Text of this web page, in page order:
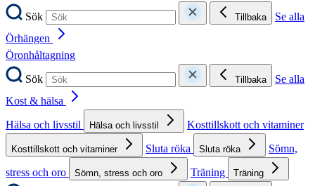
Sök
Tillbaka
Se alla
Örhängen
Öronhåltagning
Sök
Tillbaka
Se alla
Kost & hälsa
Hälsa och livsstil
Hälsa och livsstil Kosttillskott och vitaminer
Kosttillskott och vitaminer Sluta röka Sluta röka
Sömn,
stress och oro
Sömn, stress och oro Träning Träning